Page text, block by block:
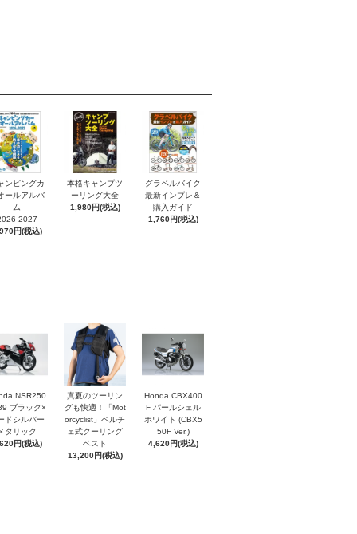
ンピングカ
ールアルバ
ム
2027
円(税込)
本格キャンプツ
ーリング大全
1,980円(税込)
グラベルバイク
最新インプレ＆
購入ガイド
1,760円(税込)
NSR250
ブラック×
ドシルバー
メタリック
円(税込)
真夏のツーリン
グも快適！「Mot
orcyclist」ペルチ
ェ式クーリング
ベスト
13,200円(税込)
Honda CBX400
F パールシェル
ホワイト (CBX5
50F Ver.)
4,620円(税込)